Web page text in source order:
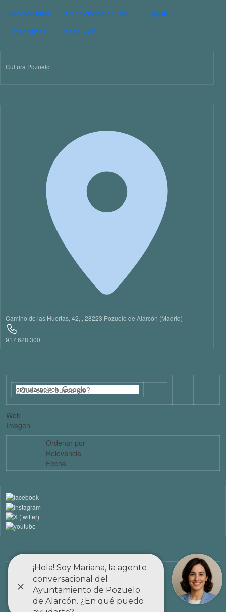
15
PIE DE PÁGINA CULTURA
Accesibilidad Condiciones de uso
English
Estadísticas
Mapa web
Cultura Pozuelo
Camino de las Huertas, 42, , 28223 Pozuelo de Alarcón (Madrid)
917 628 300
Web
Imagen
Ordenar por
Relevancia
Fecha